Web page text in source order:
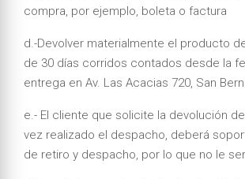
compra, por ejemplo, boleta o factura
d.-Devolver materialmente el producto
de 30 días corridos contados desde la
entrega en Av. Las Acacias 720, San
e.- El cliente que solicite la devolución
vez realizado el despacho, deberá
de retiro y despacho, por lo que no le